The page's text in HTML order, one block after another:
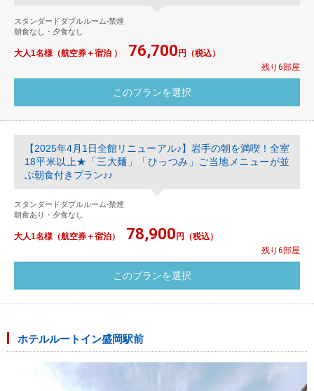
スタンダードダブルルーム-禁煙
朝食なし・夕食なし
大人1名様（航空券＋宿泊 ） 76,700 円（税込）
残り6部屋
【2025年4月1日全館リニューアル♪】岩手の朝を満喫！全室
18平米以上★「三大麺」「ひっつみ」ご当地メニューが並
ぶ朝食付きプラン♪♪
スタンダードダブルルーム-禁煙
朝食あり・夕食なし
大人1名様（航空券＋宿泊） 78,900 円（税込）
残り6部屋
ホテルルートイン盛岡駅前